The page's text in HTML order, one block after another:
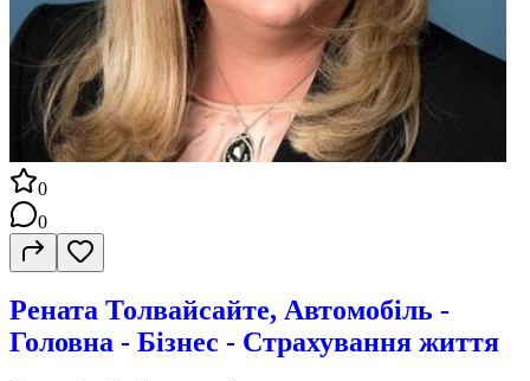
0
0
Рената Толвайсайте, Автомобіль -
Головна - Бізнес - Страхування життя